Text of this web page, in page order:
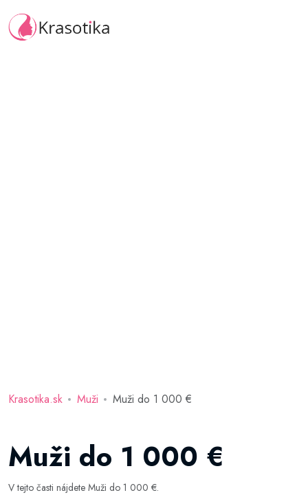
Krasotika.sk Muži Muži do 1 000 €
Muži do 1 000 €
V tejto časti nájdete Muži do 1 000 €.